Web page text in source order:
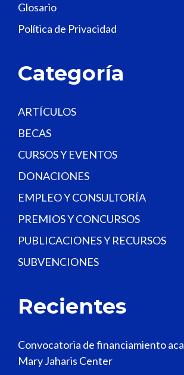
d
b
n
.
Glosario
Política de Privacidad
Categoría
ARTÍCULOS
BECAS
CURSOS Y EVENTOS
DONACIONES
EMPLEO Y CONSULTORÍA
PREMIOS Y CONCURSOS
PUBLICACIONES Y RECURSOS
SUBVENCIONES
Recientes
Convocatoria de financiamiento
Mary Jaharis Center